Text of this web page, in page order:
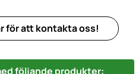
för att kontakta oss!
följande produkter: